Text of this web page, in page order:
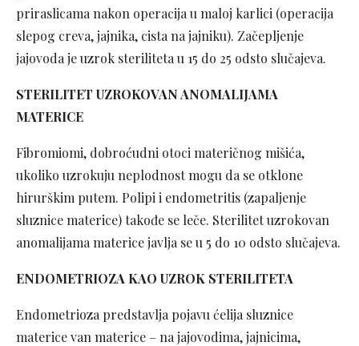
priraslicama nakon operacija u maloj karlici (operacija
slepog creva, jajnika, cista na jajniku). Začepljenje
jajovoda je uzrok steriliteta u 15 do 25 odsto slučajeva.
STERILITET UZROKOVAN ANOMALIJAMA
MATERICE
Fibromiomi, dobroćudni otoci materičnog mišića,
ukoliko uzrokuju neplodnost mogu da se otklone
hirurškim putem. Polipi i endometritis (zapaljenje
sluznice materice) takođe se leče. Sterilitet uzrokovan
anomalijama materice javlja se u 5 do 10 odsto slučajeva.
ENDOMETRIOZA KAO UZROK STERILITETA
Endometrioza predstavlja pojavu ćelija sluznice
materice van materice – na jajovodima, jajnicima,